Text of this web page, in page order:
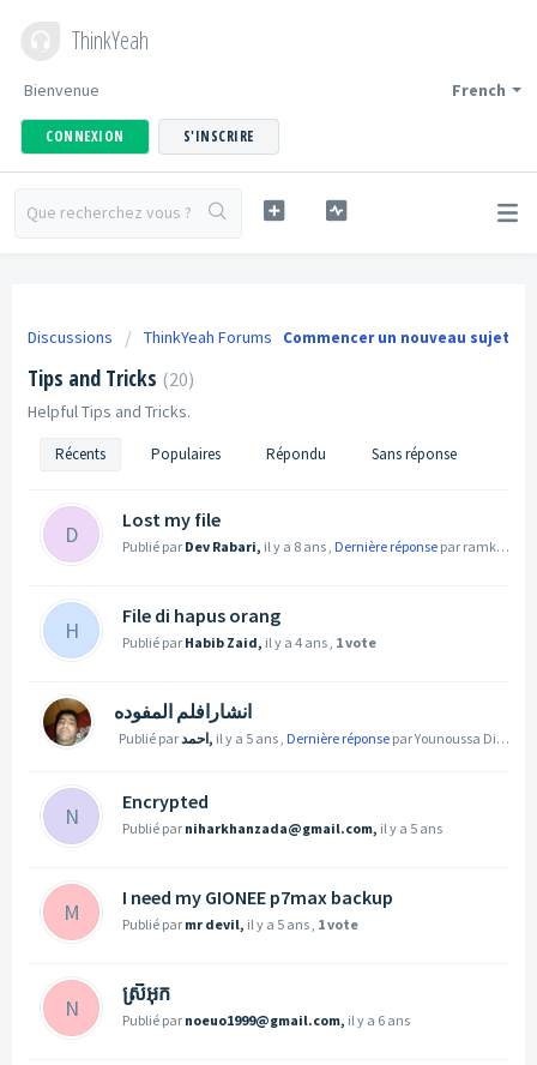
ThinkYeah
French
Bienvenue
CONNEXION S'INSCRIRE
Commencer un nouveau sujet
Discussions ThinkYeah Forums
Tips and Tricks 20
Helpful Tips and Tricks.
Récents Populaires Répondu Sans réponse
D
Lost my file
Publié par Dev Rabari, il y a 8 ans, Dernière réponse par ramkeshm1981@gmail.com
H
File di hapus orang
Publié par Habib Zaid, il y a 4 ans, 1 vote
انشارافلم المفوده
Publié par احمد, il y a 5 ans, Dernière réponse par Younoussa Diallo
N
Encrypted
Publié par niharkhanzada@gmail.com, il y a 5 ans
M
I need my GIONEE p7max backup
Publié par mr devil, il y a 5 ans, 1 vote
N
ស្រីអុក
Publié par noeuo1999@gmail.com, il y a 6 ans